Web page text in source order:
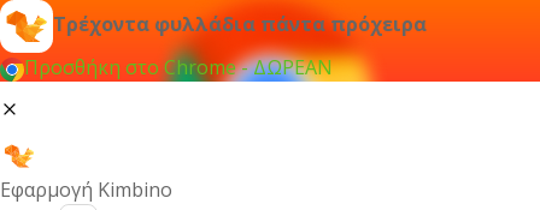
Τρέχοντα φυλλάδια πάντα πρόχειρα
Προσθήκη στο Chrome - ΔΩΡΕΑΝ
Εφαρμογή Kimbino